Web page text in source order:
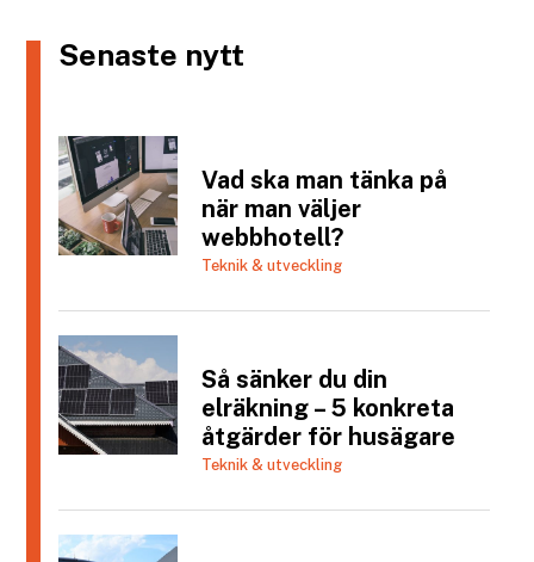
Senaste nytt
Vad ska man tänka på
när man väljer
webbhotell?
Teknik & utveckling
Så sänker du din
elräkning – 5 konkreta
åtgärder för husägare
Teknik & utveckling